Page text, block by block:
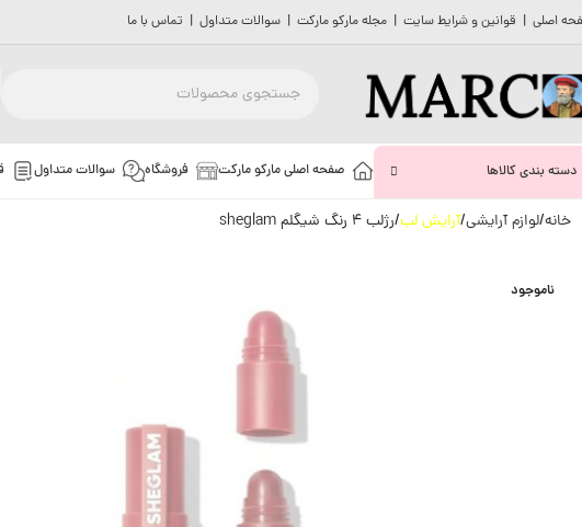
اصلی | قوانین و شرایط سایت | مجله مارکو مارکت | سوالات متداول | تماس با ما
دسته بندی کالاها صفحه اصلی مارکو مارکت فروشگاه سوالات متداول
خانه لوازم آرایشی آرایش لب رژلب 4 رنگ شیگلم sheglam
ناموجود